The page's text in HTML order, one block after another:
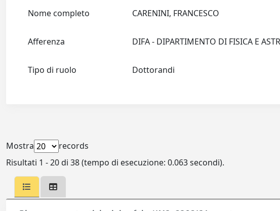
Nome completo CARENINI, FRANCESCO
Afferenza DIFA - DIPARTIMENTO DI FISICA E
Tipo di ruolo Dottorandi
Mostra
records
Risultati 1 - 20 di 38 (tempo di esecuzione: 0.063 secondi).